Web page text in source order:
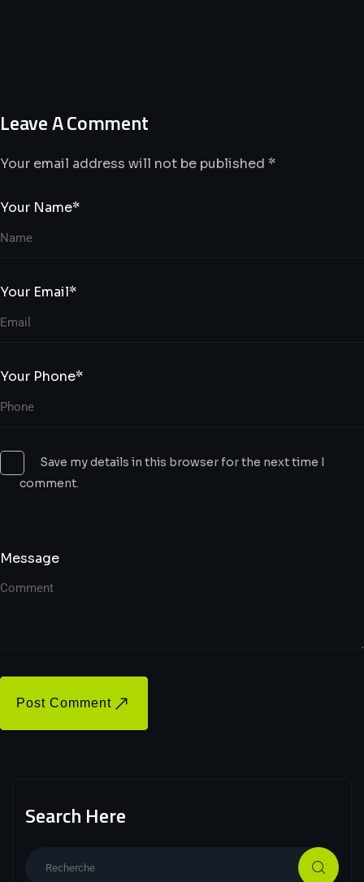
Leave A Comment
Your email address will not be published *
Your Name*
Your Email*
Your Phone*
Save my details in this browser for the next time I
comment.
Message
Post Comment
Search Here